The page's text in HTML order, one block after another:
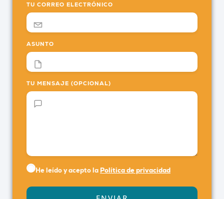
TU CORREO ELECTRÓNICO
ASUNTO
TU MENSAJE (OPCIONAL)
He leído y acepto la Política de privacidad